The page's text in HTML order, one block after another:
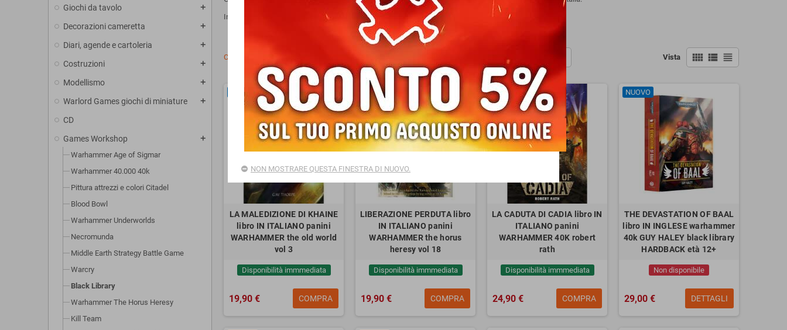
Giochi da tavolo add
Decorazioni cameretta add
Diari, agende e cartoleria add
Costruzioni add
Modellismo add
Warlord Games giochi di miniature add
CD
Games Workshop
add
Warhammer Age of Sigmar
Warhammer 40.000 40k
Pittura attrezzi e colori Citadel
Blood Bowl
Warhammer Underworlds
Necromunda
Middle Earth Strategy Battle Game
Warcry
Black Library
Warhammer The Horus Heresy
Kill Team
Inizia a leggere o completa la tua collezione: il catalogo Semola è aggiornato con tutte le ultime uscite.
New products first Vista view_comfy view_list view_headline
Ci sono 123 prodotti.
NUOVO
LA MALEDIZIONE DI KHAINE
libro IN ITALIANO panini
WARHAMMER the old world
vol 3
Disponibilità immmediata
19,90 € COMPRA
NUOVO
LIBERAZIONE PERDUTA libro
IN ITALIANO panini
WARHAMMER the horus
heresy vol 18
Disponibilità immmediata
19,90 € COMPRA
NUOVO
LA CADUTA DI CADIA libro IN
ITALIANO panini
WARHAMMER 40K robert
rath
Disponibilità immmediata
24,90 € COMPRA
NUOVO
THE DEVASTATION OF BAAL
libro IN INGLESE warhammer
40k GUY HALEY black library
HARDBACK età 12+
Non disponibile
29,00 € DETTAGLI
NON MOSTRARE QUESTA FINESTRA DI NUOVO.